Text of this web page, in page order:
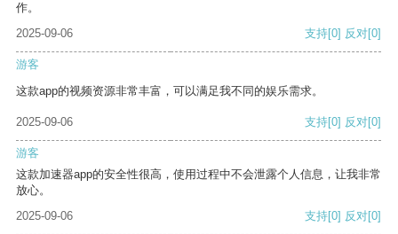
作。
2025-09-06
支持[0] 反对[0]
游客
这款app的视频资源非常丰富，可以满足我不同的娱乐需求。
2025-09-06 支持[0] 反对[0]
游客
这款加速器app的安全性很高，使用过程中不会泄露个人信息，让我非常
放心。
2025-09-06
支持[0] 反对[0]